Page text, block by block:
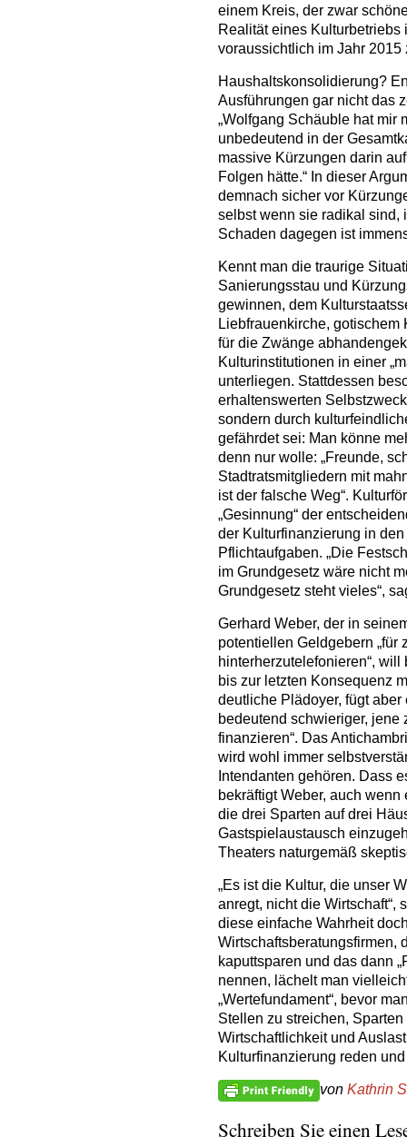
einem Kreis, der zwar
Realität eines Kulturbetriebs
voraussichtlich im Jahr
Haushaltskonsolidierung?
Ausführungen gar nicht das
„Wolfgang Schäuble hat mir
unbedeutend in der
massive Kürzungen darin
Folgen hätte.“ In dieser
demnach sicher vor
selbst wenn sie radikal sind,
Schaden dagegen ist
Kennt man die traurige
Sanierungsstau und
gewinnen, dem
Liebfrauenkirche,
für die Zwänge
Kulturinstitutionen in einer
unterliegen. Stattdessen
erhaltenswerten
sondern durch
gefährdet sei: Man könne
denn nur wolle: „Freunde,
Stadtratsmitgliedern mit
ist der falsche Weg“.
„Gesinnung“ der
der Kulturfinanzierung in
Pflichtaufgaben. „Die
im Grundgesetz wäre nicht
Grundgesetz steht vieles“,
Gerhard Weber, der in
potentiellen Geldgebern „für
hinterherzutelefonieren“,
bis zur letzten Konsequenz
deutliche Plädoyer, fügt aber
bedeutend schwieriger,
finanzieren“. Das
wird wohl immer
Intendanten gehören. Dass
bekräftigt Weber, auch
die drei Sparten auf drei
Gastspielaustausch
Theaters naturgemäß
„Es ist die Kultur, die unser
anregt, nicht die Wirtschaft“,
diese einfache Wahrheit
Wirtschaftsberatungsfirmen,
kaputtsparen und das dann
nennen, lächelt man
„Wertefundament“, bevor
Stellen zu streichen,
Wirtschaftlichkeit und
Kulturfinanzierung reden
von Kathrin
Schreiben Sie einen